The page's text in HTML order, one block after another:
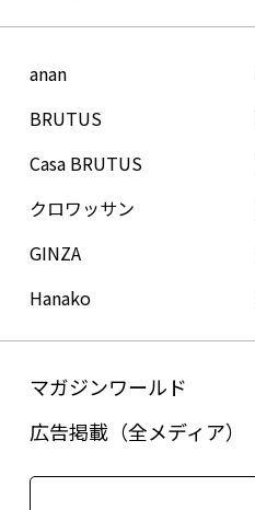
anan
BRUTUS
Casa BRUTUS
クロワッサン
GINZA
Hanako
マガジンワールド
広告掲載（全メディア）